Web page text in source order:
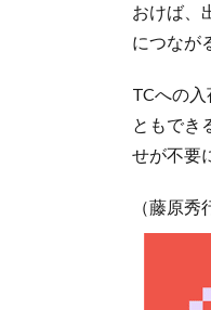
おけば、
につなが
TCへの
ともでき
せが不要
（藤原秀